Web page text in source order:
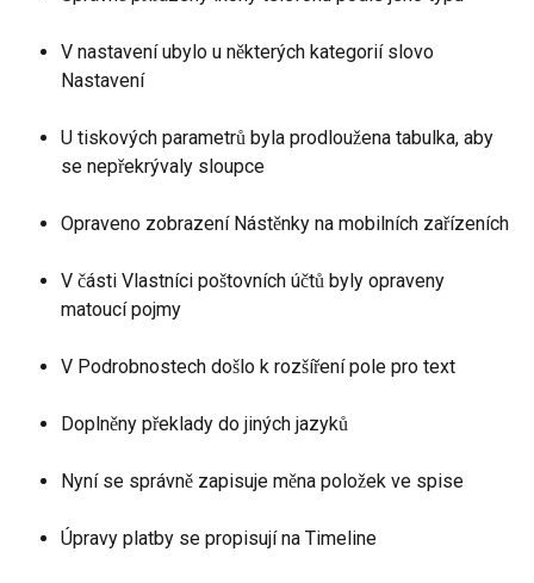
V nastavení ubylo u některých kategorií slovo
Nastavení
U tiskových parametrů byla prodloužena tabulka, aby
se nepřekrývaly sloupce
Opraveno zobrazení Nástěnky na mobilních zařízeních
V části Vlastníci poštovních účtů byly opraveny
matoucí pojmy
V Podrobnostech došlo k rozšíření pole pro text
Doplněny překlady do jiných jazyků
Nyní se správně zapisuje měna položek ve spise
Úpravy platby se propisují na Timeline